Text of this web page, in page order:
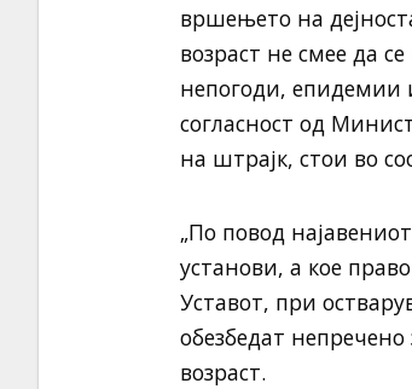
вршењето на
возраст не смее да
непогоди, епидемии
согласност од
на штрајк, стои во
„По повод
установи, а кое
Уставот, при
обезбедат
возраст.